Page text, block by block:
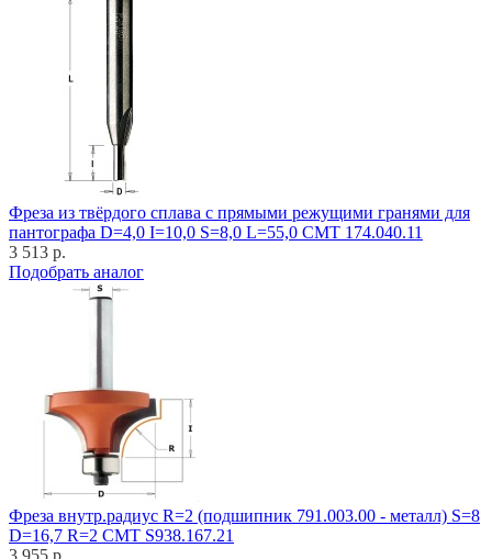
Фреза из твёрдого сплава с прямыми режущими гранями для
пантографа D=4,0 I=10,0 S=8,0 L=55,0 CMT 174.040.11
3 513 р.
Подобрать аналог
Фреза внутр.радиус R=2 (подшипник 791.003.00 - металл) S=8
D=16,7 R=2 CMT S938.167.21
3 955 р.